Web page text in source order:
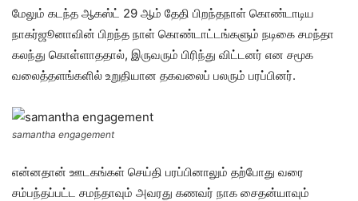
மேலும் கடந்த ஆகஸ்ட் 29 ஆம் தேதி பிறந்தநாள் கொண்டாடிய
நாகர்ஜூனாவின் பிறந்த நாள் கொண்டாட்டங்களும் நடிகை சமந்தா
கலந்து கொள்ளாததால், இருவரும் பிரிந்து விட்டனர் என சமூக
வலைத்தளங்களில் உறுதியான தகவலைப் பலரும் பரப்பினர்.
samantha engagement
என்னதான் ஊடகங்கள் செய்தி பரப்பினாலும் தற்போது வரை
சம்பந்தப்பட்ட சமந்தாவும் அவரது கணவர் நாக சைதன்யாவும்